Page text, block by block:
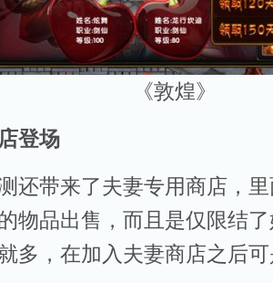
《敦煌》
登场
带来了夫妻专用商店，里
物品出售，而且是仅限结
多，在加入夫妻商店之后